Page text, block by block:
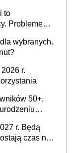
to
Problemem
i
wybranych.
r.
50+,
rzecz
r. Będą
czas na